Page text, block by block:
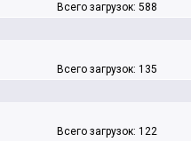
Всего загрузок: 588
Всего загрузок: 135
Всего загрузок: 122